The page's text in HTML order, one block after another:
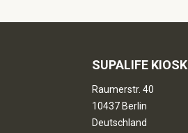
SUPALIFE KIOSK
Raumerstr. 40
10437 Berlin
Deutschland